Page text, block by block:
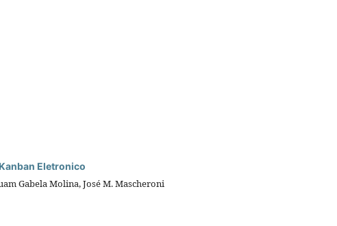
Eletronico
Gabela Molina, José M. Mascheroni